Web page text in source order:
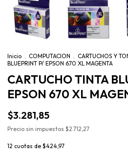
Inicio . COMPUTACION . CARTUCHOS Y
BLUEPRINT P/ EPSON 670 XL MAGENTA
CARTUCHO TINTA
EPSON 670 XL
$3.281,85
Precio sin impuestos $2.712,27
12 cuotas de $424,97